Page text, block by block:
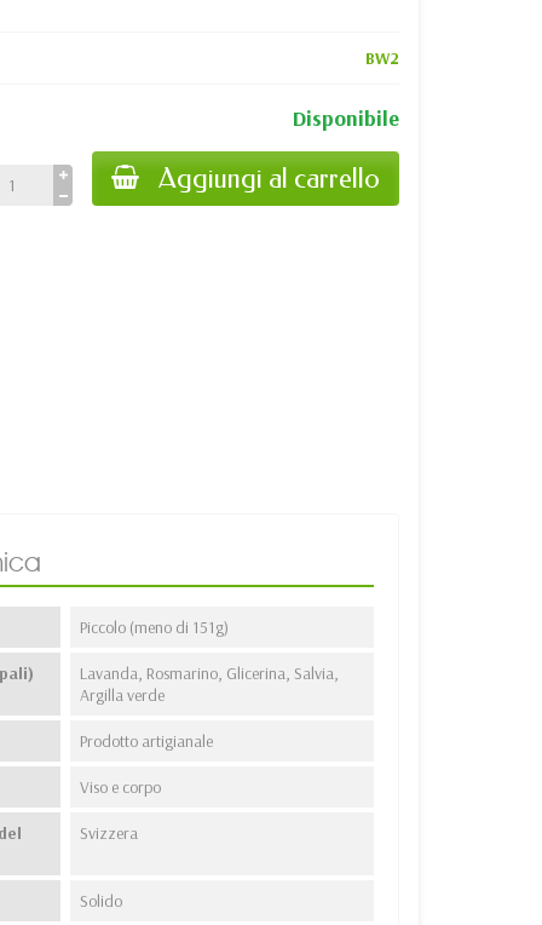
BW2
Disponibile
Aggiungi al carrello
Piccolo (meno di 151g)
Lavanda, Rosmarino, Glicerina, Salvia,
Argilla verde
Prodotto artigianale
Viso e corpo
Svizzera
Solido